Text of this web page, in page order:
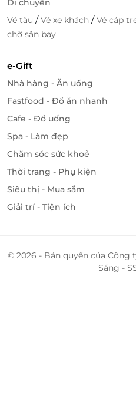
Di chuyển
Vé tàu /Vé xe khách /Vé cáp
chờ sân bay
e-Gift
Nhà hàng - Ăn uống
Fastfood - Đồ ăn nhanh
Cafe - Đồ uống
Spa - Làm đẹp
Chăm sóc sức khoẻ
Thời trang - Phụ kiện
Siêu thị - Mua sắm
Giải trí - Tiện ích
© 2026 - Bản quyền của
Sáng -